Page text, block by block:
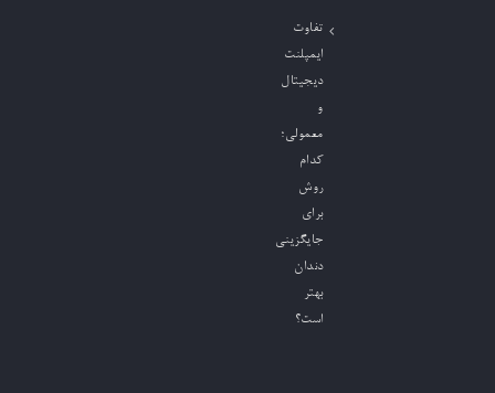
تفاوت
ایمپلنت
دیجیتال
و
معمولی؛
کدام
روش
برای
جایگزینی
دندان
بهتر
است؟